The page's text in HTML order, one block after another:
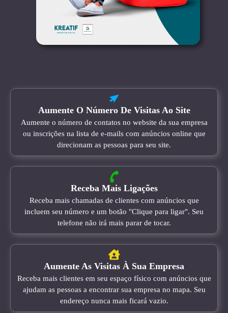
Aumente O Número De Visitas Ao Site
Aumente o número de contatos no website da sua empresa
ou inscrições na lista de e-mails com anúncios online que
direcionam as pessoas para seu site.
Receba Mais Ligações
Receba mais chamadas de clientes com anúncios que
incluem seu número e um botão "Clique para ligar". Seu
telefone não irá mais parar de tocar.
Aumente As Visitas À Sua Empresa
Receba mais clientes em seu espaço físico com anúncios que
ajudam as pessoas a encontrar sua empresa no mapa. Seu
endereço nunca mais ficará vazio.